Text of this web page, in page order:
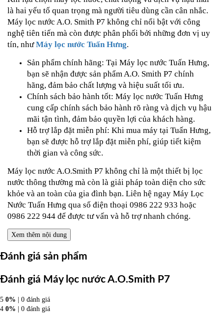
là hai yếu tố quan trọng mà người tiêu dùng cần cân nhắc.
Máy lọc nước A.O. Smith P7 không chỉ nổi bật với công
nghệ tiên tiến mà còn được phân phối bởi những đơn vị uy
tín, nhưMáy lọc nước Tuấn Hưng.
Sản phẩm chính hãng: Tại Máy lọc nước Tuấn Hưng,
bạn sẽ nhận được sản phẩm A.O. Smith P7 chính
hãng, đảm bảo chất lượng và hiệu suất tối ưu.
Chính sách bảo hành tốt: Máy lọc nước Tuấn Hưng
cung cấp chính sách bảo hành rõ ràng và dịch vụ hậu
mãi tận tình, đảm bảo quyền lợi của khách hàng.
Hỗ trợ lắp đặt miễn phí: Khi mua máy tại Tuấn Hưng,
bạn sẽ được hỗ trợ lắp đặt miễn phí, giúp tiết kiệm
thời gian và công sức.
Máy lọc nước A.O.Smith P7 không chỉ là một thiết bị lọc
nước thông thường mà còn là giải pháp toàn diện cho sức
khỏe và an toàn của gia đình bạn. Liên hệ ngay Máy Lọc
Nước Tuấn Hưng qua số điện thoại 0986 222 933 hoặc
0986 222 944 để được tư vấn và hỗ trợ nhanh chóng.
Xem thêm nội dung
Đánh giá sản phẩm
Đánh giá Máy lọc nước A.O.Smith P7
5 0% | 0 đánh giá
4 0% | 0 đánh giá